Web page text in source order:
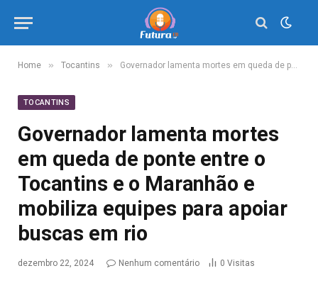
Home » Tocantins » Governador lamenta mortes em queda de ponte entre o Tocantins e o Maranhão e mobiliza equipes para apoiar buscas em rio
TOCANTINS
Governador lamenta mortes
em queda de ponte entre o
Tocantins e o Maranhão e
mobiliza equipes para apoiar
buscas em rio
dezembro 22, 2024 Nenhum comentário 0 Visitas